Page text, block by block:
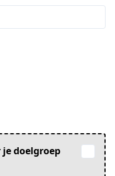
je doelgroep